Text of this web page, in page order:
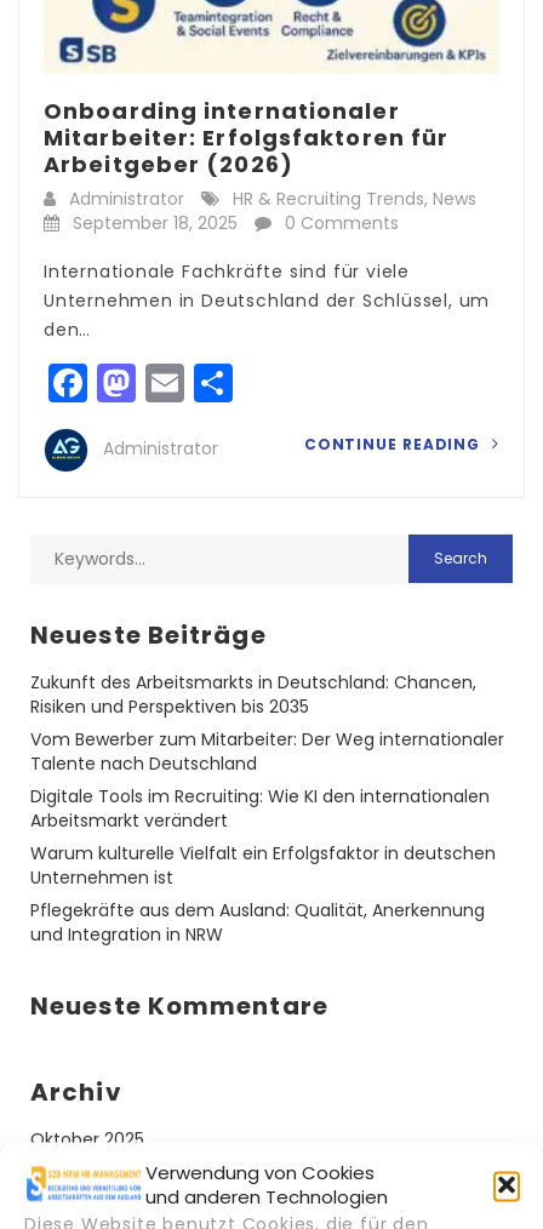
Verwendung von Cookies
und anderen Technologien
Diese Website benutzt Cookies, die für den
Onboarding internationaler
Mitarbeiter: Erfolgsfaktoren für
Arbeitgeber (2026)
Administrator HR & Recruiting Trends, News
September 18, 2025
0 Comments
Internationale Fachkräfte sind für viele
Unternehmen in Deutschland der Schlüssel, um
den…
Facebook
Mastodon
Email
Administrator CONTINUE READING
Neueste Beiträge
Zukunft des Arbeitsmarkts in Deutschland: Chancen,
Risiken und Perspektiven bis 2035
Vom Bewerber zum Mitarbeiter: Der Weg internationaler
Talente nach Deutschland
Digitale Tools im Recruiting: Wie KI den internationalen
Arbeitsmarkt verändert
Warum kulturelle Vielfalt ein Erfolgsfaktor in deutschen
Unternehmen ist
Pflegekräfte aus dem Ausland: Qualität, Anerkennung
und Integration in NRW
Neueste Kommentare
Archiv
Oktober 2025
September 2025